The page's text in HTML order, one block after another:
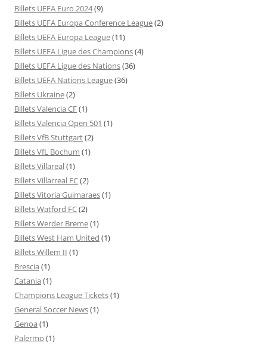
Billets UEFA Euro 2024(9)
Billets UEFA Europa Conference League(2)
Billets UEFA Europa League(11)
Billets UEFA Ligue des Champions(4)
Billets UEFA Ligue des Nations(36)
Billets UEFA Nations League(36)
Billets Ukraine(2)
Billets Valencia CF(1)
Billets Valencia Open 501 (1)
Billets VfB Stuttgart(2)
Billets VfL Bochum (1)
Billets Villareal(1)
Billets Villarreal FC(2)
Billets Vitoria Guimaraes(1)
Billets Watford FC(2)
Billets Werder Breme(1)
Billets West Ham United (1)
Billets Willem II (1)
Brescia (1)
Catania (1)
Champions League Tickets(1)
General Soccer News(1)
Genoa (1)
Palermo (1)